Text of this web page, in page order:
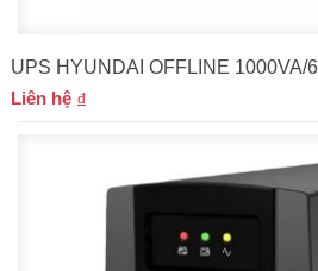
UPS HYUNDAI OFFLINE 1000VA/
Liên hệ